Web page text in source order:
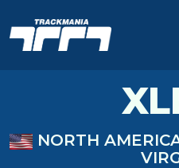
NORTH